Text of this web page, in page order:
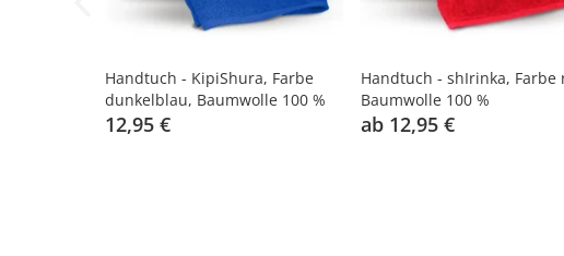
Handtuch - KipiShura, Farbe
dunkelblau, Baumwolle 100 %
12,95 €
Handtuch - shIrinka, Farbe
Baumwolle 100 %
ab 12,95 €